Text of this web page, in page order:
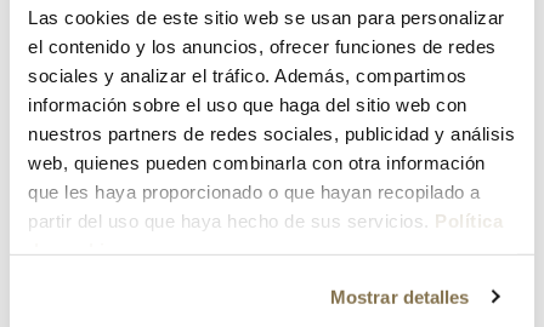
Las cookies de este sitio web se usan para personalizar
el contenido y los anuncios, ofrecer funciones de redes
sociales y analizar el tráfico. Además, compartimos
información sobre el uso que haga del sitio web con
nuestros partners de redes sociales, publicidad y análisis
web, quienes pueden combinarla con otra información
que les haya proporcionado o que hayan recopilado a
partir del uso que haya hecho de sus servicios. Política
Mostrar detalles
¿Has olvidado tu contraseña?